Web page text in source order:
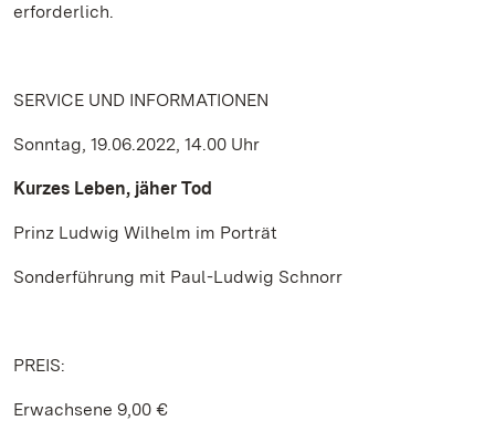
erforderlich.
SERVICE UND INFORMATIONEN
Sonntag, 19.06.2022, 14.00 Uhr
Kurzes Leben, jäher Tod
Prinz Ludwig Wilhelm im Porträt
Sonderführung mit Paul-Ludwig Schnorr
PREIS:
Erwachsene 9,00 €